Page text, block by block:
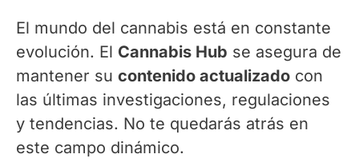
El mundo del cannabis está en constante
evolución. El Cannabis Hub se asegura de
mantener su contenido actualizado con
las últimas investigaciones, regulaciones
y tendencias. No te quedarás atrás en
este campo dinámico.